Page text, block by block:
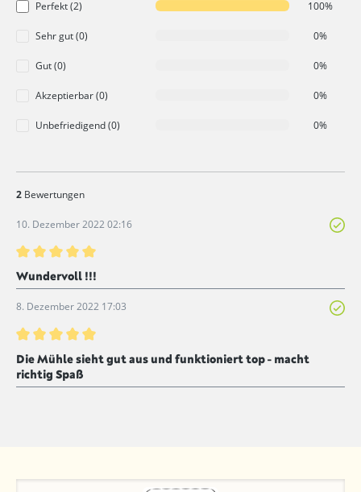
Perfekt (2) 100%
Sehr gut (0) 0%
Gut (0) 0%
Akzeptierbar (0) 0%
Unbefriedigend (0) 0%
2 Bewertungen
10. Dezember 2022 02:16
Bewertung mit 5 von 5 Sternen
Wundervoll !!!
8. Dezember 2022 17:03
Bewertung mit 5 von 5 Sternen
Die Mühle sieht gut aus und funktioniert top - macht
richtig Spaß